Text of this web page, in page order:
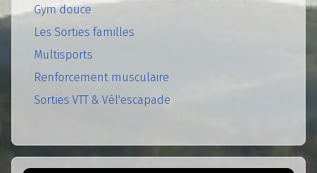
Gym douce
Les Sorties familles
Multisports
Renforcement musculaire
Sorties VTT & Vél'escapade